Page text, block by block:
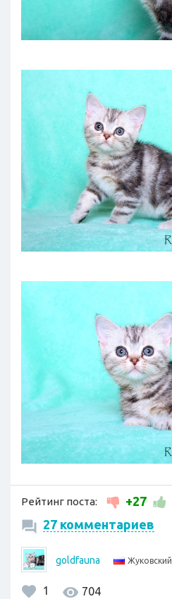
Рейтинг поста:
+27
27 комментариев
goldfauna Жуковский
1 704